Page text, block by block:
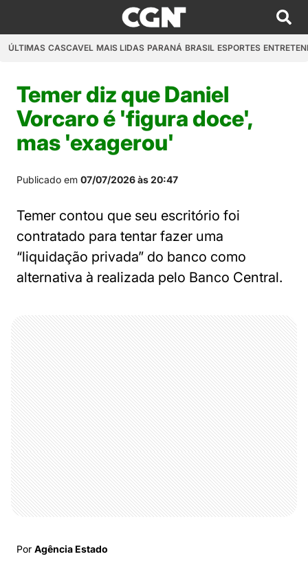
ÚLTIMAS CASCAVEL MAIS LIDAS PARANÁ BRASIL ESPORTES
Temer diz que Daniel
Vorcaro é 'figura doce',
mas 'exagerou'
Publicado em 07/07/2026 às 20:47
Temer contou que seu escritório foi
contratado para tentar fazer uma
“liquidação privada” do banco como
alternativa à realizada pelo Banco Central.
Por Agência Estado